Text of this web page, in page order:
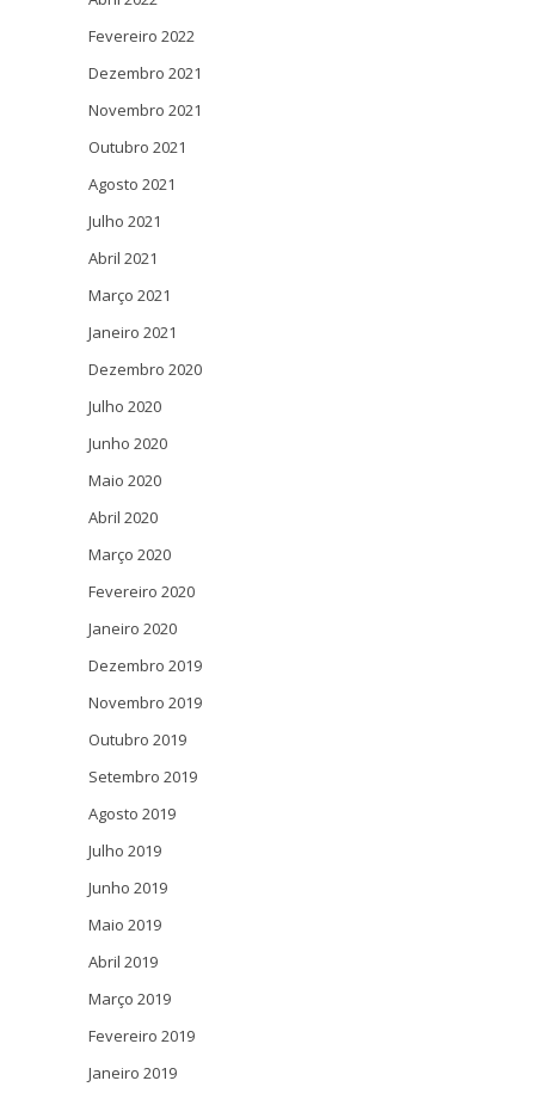
Fevereiro 2022
Dezembro 2021
Novembro 2021
Outubro 2021
Agosto 2021
Julho 2021
Abril 2021
Março 2021
Janeiro 2021
Dezembro 2020
Julho 2020
Junho 2020
Maio 2020
Abril 2020
Março 2020
Fevereiro 2020
Janeiro 2020
Dezembro 2019
Novembro 2019
Outubro 2019
Setembro 2019
Agosto 2019
Julho 2019
Junho 2019
Maio 2019
Abril 2019
Março 2019
Fevereiro 2019
Janeiro 2019